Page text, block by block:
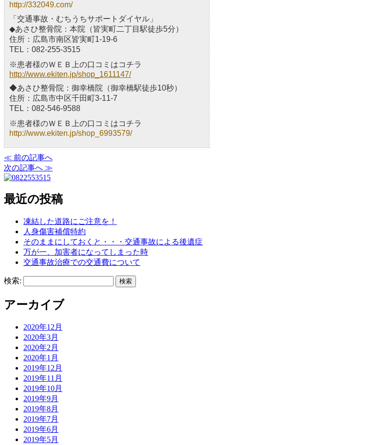
http://332049.com/
「交通事故・むちうちサポートダイヤル」
◆あさひ整骨院：本院（皆実町二丁目駅徒歩5分）
住所：広島市南区皆実町1‐19‐6
TEL：082-255-3515
※患者様のＷＥＢ上の口コミはコチラ
http://www.ekiten.jp/shop_1611147/
◆あさひ整骨院：御幸橋院（御幸橋駅徒歩10秒）
住所：広島市中区千田町3-11-7
TEL：082-546-9588
※患者様のＷＥＢ上の口コミはコチラ
http://www.ekiten.jp/shop_6993579/
≪ 前の記事へ
次の記事へ ≫
最近の投稿
凍結した道路にご注意を！
人身傷害補償特約
そのままにしておくと・・・交通事故による後遺症
万が一、加害者になってしまった時
交通事故治療での交通費について
検索:
アーカイブ
2020年12月
2020年3月
2020年2月
2020年1月
2019年12月
2019年11月
2019年10月
2019年9月
2019年8月
2019年7月
2019年6月
2019年5月